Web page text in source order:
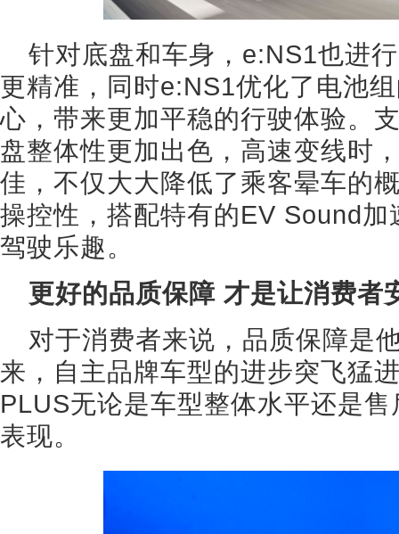
针对底盘和车身，e:NS1也进
更精准，同时e:NS1优化了电池
心，带来更加平稳的行驶体验。
盘整体性更加出色，高速变线时
佳，不仅大大降低了乘客晕车的
操控性，搭配特有的EV Sound
驾驶乐趣。
更好的品质保障 才是让消费者
对于消费者来说，品质保障是
来，自主品牌车型的进步突飞猛
PLUS无论是车型整体水平还是
表现。